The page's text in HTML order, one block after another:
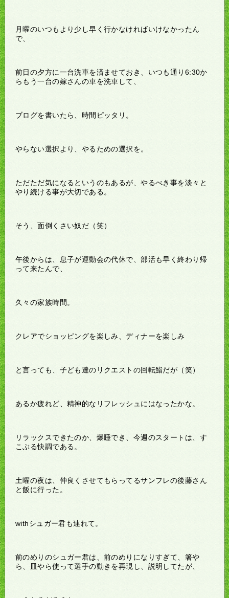
月曜のいつもより少し早く行かなければいけなかったん
で、
前日の夕方に一台洗車を済ませておき、いつも通り6:30か
らもう一台の嫁さんの車を洗車して、
ブログを書いたら、時間ピッタリ。
やらない選択より、やるための選択を。
ただただ気になるというのもあるが、やるべき事を淡々と
やり続ける事が大切である。
そう、面倒くさい奴だ（笑）
午後からは、息子が運動会の代休で、部活も早く終わり帰
って来たんで、
久々の家族時間。
クレアでショッピングを楽しみ、ディナーを楽しみ
と言っても、子ども達のリクエストの回転鮨だが（笑）
あるか疲れど、精神的なリフレッシュにはなったかな。
リラックスできたのか、爆睡でき、今週のスタートは、す
こぶる快調である。
土曜の夜は、仲良くさせてもらってるサンフレの後藤さん
と飯に行った。
withシュガー君も連れて。
前のめりのシュガー君は、前のめりになりすぎて、箸や
ら、皿やら使って選手の動きを再現し、説明してたが、